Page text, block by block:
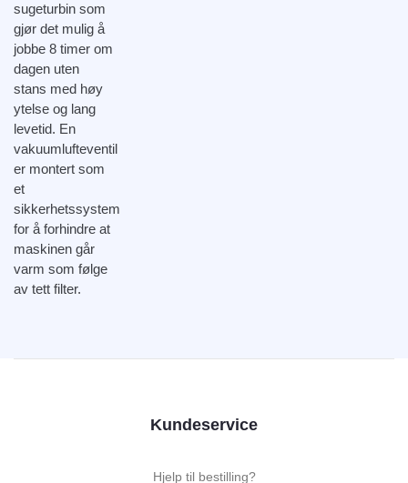
sugeturbin som
gjør det mulig å
jobbe 8 timer om
dagen uten
stans med høy
ytelse og lang
levetid. En
vakuumlufteventil
er montert som
et
sikkerhetssystem
for å forhindre at
maskinen går
varm som følge
av tett filter.
Kundeservice
Hjelp til bestilling?